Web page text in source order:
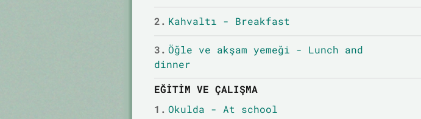
2. Kahvaltı - Breakfast
3. Öğle ve akşam yemeği - Lunch and
dinner
EĞITIM VE ÇALIŞMA
1. Okulda - At school